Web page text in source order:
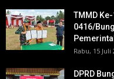
TMMD
0416/
Rabu, 15 Juli
DPRD